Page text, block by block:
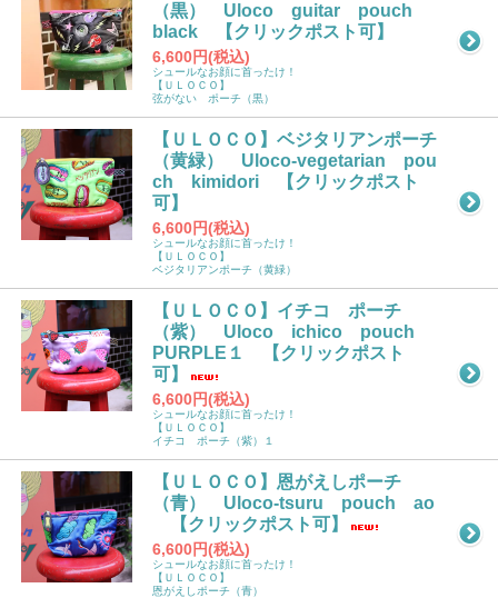
（黒） Uloco guitar pouch
black 【クリックポスト可】
6,600円(税込)
シュールなお顔に首ったけ！
【ＵＬＯＣＯ】
弦がない ポーチ（黒）
【ＵＬＯＣＯ】ベジタリアンポーチ
（黄緑） Uloco-vegetarian pou
ch kimidori 【クリックポスト
可】
6,600円(税込)
シュールなお顔に首ったけ！
【ＵＬＯＣＯ】
ベジタリアンポーチ（黄緑）
【ＵＬＯＣＯ】イチコ ポーチ
（紫） Uloco ichico pouch
PURPLE１ 【クリックポスト
可】
6,600円(税込)
シュールなお顔に首ったけ！
【ＵＬＯＣＯ】
イチコ ポーチ（紫）１
【ＵＬＯＣＯ】恩がえしポーチ
（青） Uloco-tsuru pouch ao
【クリックポスト可】
6,600円(税込)
シュールなお顔に首ったけ！
【ＵＬＯＣＯ】
恩がえしポーチ（青）